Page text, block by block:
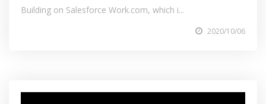
Building on Salesforce Work.com, which i...
2020/10/06